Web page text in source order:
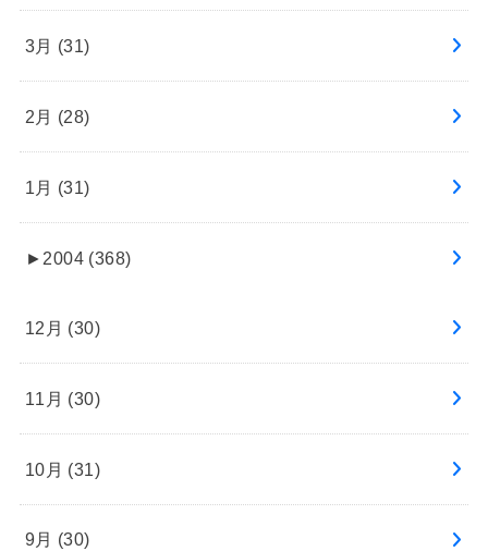
3月 (31)
2月 (28)
1月 (31)
► 2004 (368)
12月 (30)
11月 (30)
10月 (31)
9月 (30)